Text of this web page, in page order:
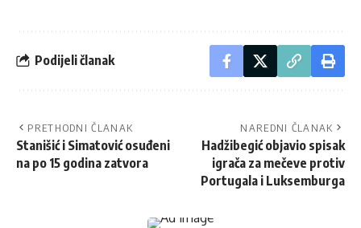
Podijeli članak
PRETHODNI ČLANAK
Stanišić i Simatović osuđeni
na po 15 godina zatvora
NAREDNI ČLANAK
Hadžibegić objavio spisak
igrača za mečeve protiv
Portugala i Luksemburga